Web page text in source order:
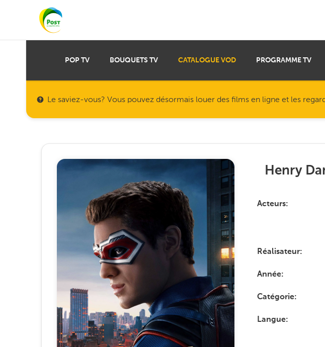
POP TV BOUQUETS TV CATALOGUE VOD PROGRAMME TV
Le saviez-vous? Vous pouvez désormais louer des films en ligne et les
Henry
Acteurs
Réalisateur
Année
Catégorie
Langue